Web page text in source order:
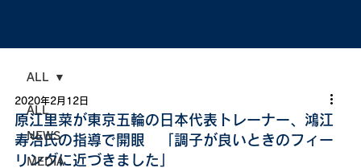
ALL
NEWS
MEDIA
ALL
原江里菜が東京五輪の日本代表トレーナー、鴻江
寿治氏の指導で開眼 「調子が良いときのフィー
リングに近づきました」
2020年2月12日